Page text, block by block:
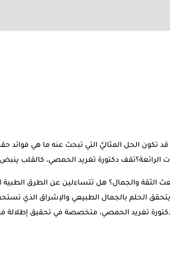
قد تكون الحل المثاليَّ التي تبحث عنه ما هي
دكتورة تغريد الحمصي، كالقلب ينبض
الثقة والجمال؟ هل تتساءلين عن الطرق الطبية
الحلم بالجمال الطبيعي والإشراق الذي
تغريد الحمصي، متخصصة في تحقيق إطلالة